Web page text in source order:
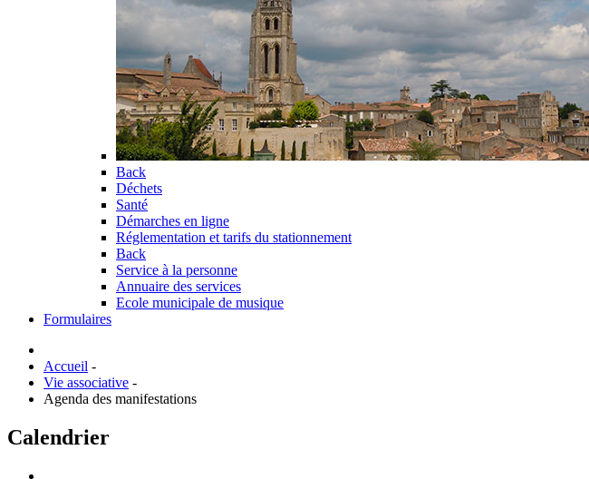
Back
Déchets
Santé
Démarches en ligne
Réglementation et tarifs du stationnement
Back
Service à la personne
Annuaire des services
Ecole municipale de musique
Formulaires
Accueil -
Vie associative -
Agenda des manifestations
Calendrier